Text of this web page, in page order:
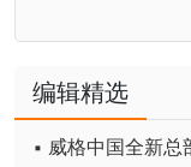
编辑精选
▪ 威格中国全新